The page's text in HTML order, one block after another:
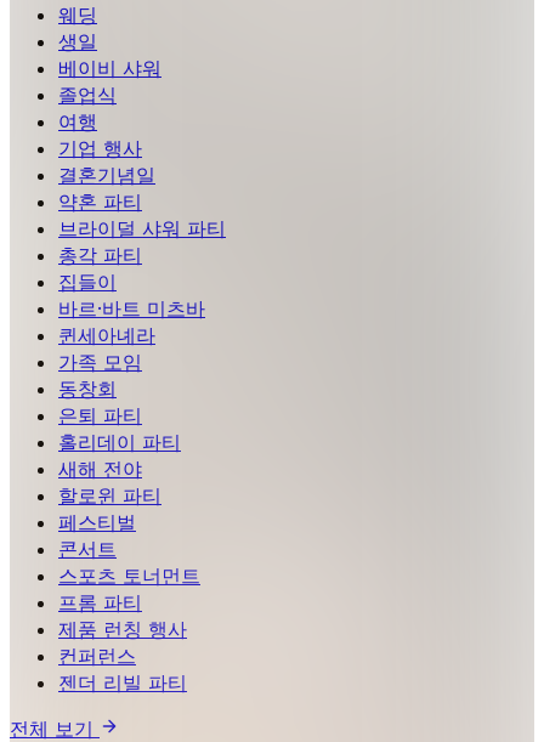
웨딩
생일
베이비 샤워
졸업식
여행
기업 행사
결혼기념일
약혼 파티
브라이덜 샤워 파티
총각 파티
집들이
바르·바트 미츠바
퀸세아녜라
가족 모임
동창회
은퇴 파티
홀리데이 파티
새해 전야
할로윈 파티
페스티벌
콘서트
스포츠 토너먼트
프롬 파티
제품 런칭 행사
컨퍼런스
젠더 리빌 파티
전체 보기